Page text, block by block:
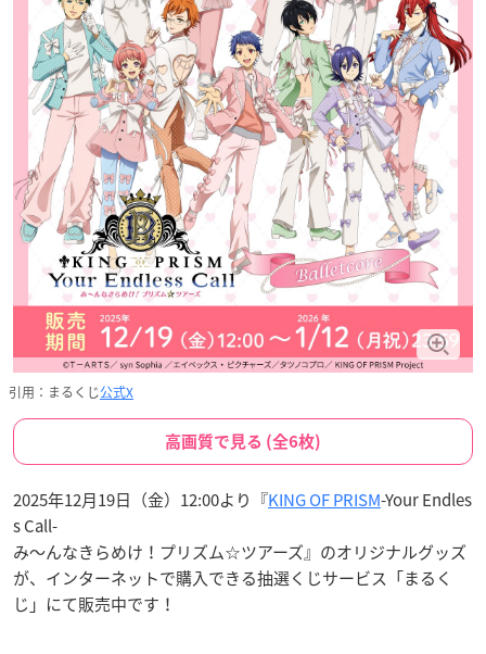
引用：まるくじ公式X
高画質で見る (全6枚)
2025年12月19日（金）12:00より『KING OF PRISM-Your Endles
s Call-
み～んなきらめけ！プリズム☆ツアーズ』のオリジナルグッズ
が、インターネットで購入できる抽選くじサービス「まるく
じ」にて販売中です！